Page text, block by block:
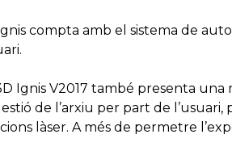
compta amb el sistema de
Ignis V2017 també presenta una
de l’arxiu per part de
làser. A més de permetre